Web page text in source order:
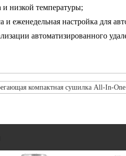
низкой температуры;
еженедельная настройка для
автоматизированного
компактная сушилка All-In-One